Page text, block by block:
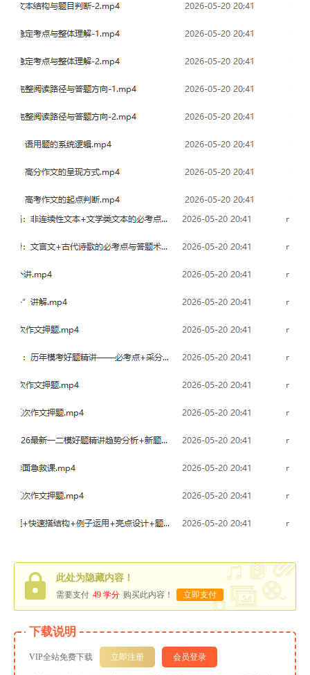
此处为隐藏内容！
需要支付 49 学分 购买此内容！ 立即支付
下载说明
VIP全站免费下载 立即注册 会员登录